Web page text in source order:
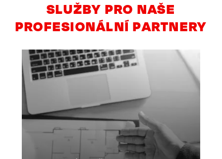
SLUŽBY PRO NAŠE
PROFESIONÁLNÍ PARTNERY